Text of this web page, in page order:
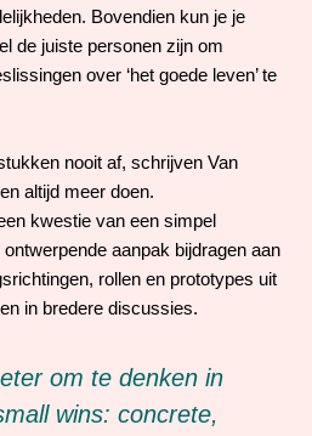
Bovendien kun je je
de juiste personen zijn om
over ‘het goede leven’ te
nooit af, schrijven Van
altijd meer doen.
kwestie van een simpel
aanpak bijdragen aan
rollen en prototypes uit
in bredere discussies.
om te denken in
wins: concrete,